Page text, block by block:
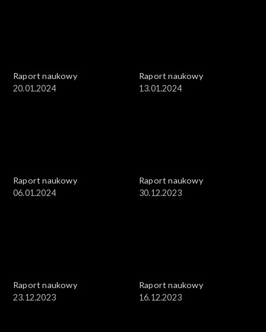
Raport naukowy
20.01.2024
Raport naukowy
13.01.2024
Raport naukowy
06.01.2024
Raport naukowy
30.12.2023
Raport naukowy
23.12.2023
Raport naukowy
16.12.2023